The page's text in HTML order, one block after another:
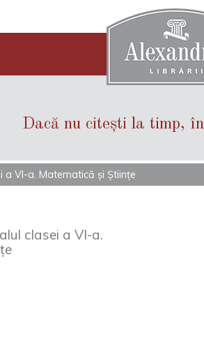
Dacă nu citești la timp,
a VI-a. Matematică și Științe